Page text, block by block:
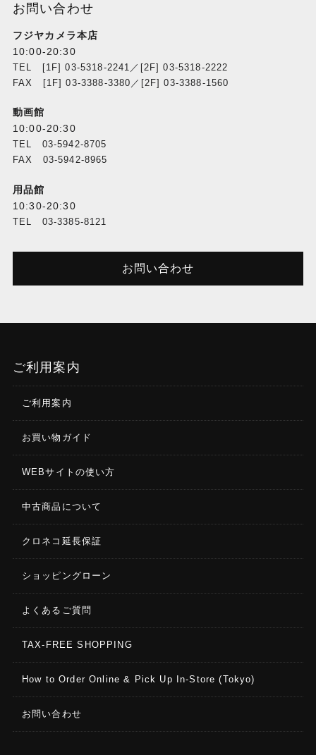
お問い合わせ
フジヤカメラ本店
10:00-20:30
TEL [1F] 03-5318-2241／[2F] 03-5318-2222
FAX [1F] 03-3388-3380／[2F] 03-3388-1560
動画館
10:00-20:30
TEL 03-5942-8705
FAX 03-5942-8965
用品館
10:30-20:30
TEL 03-3385-8121
お問い合わせ
ご利用案内
ご利用案内
お買い物ガイド
WEBサイトの使い方
中古商品について
クロネコ延長保証
ショッピングローン
よくあるご質問
TAX-FREE SHOPPING
How to Order Online & Pick Up In-Store (Tokyo)
お問い合わせ